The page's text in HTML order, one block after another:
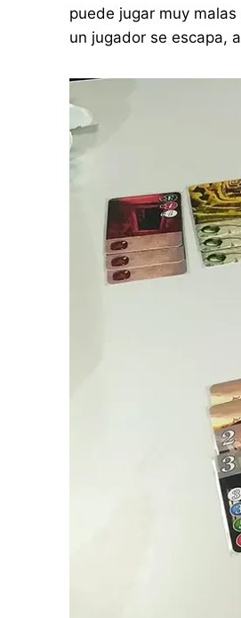
puede jugar muy
un jugador se escapa,